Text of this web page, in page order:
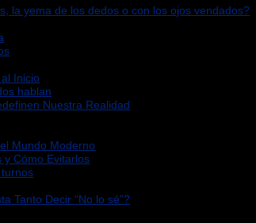
la yema de los dedos o con los ojos vendados?
Inicio
hablan
Nuestra Realidad
Mundo Moderno
y Cómo Evitarlos
Tanto Decir “No lo sé”?